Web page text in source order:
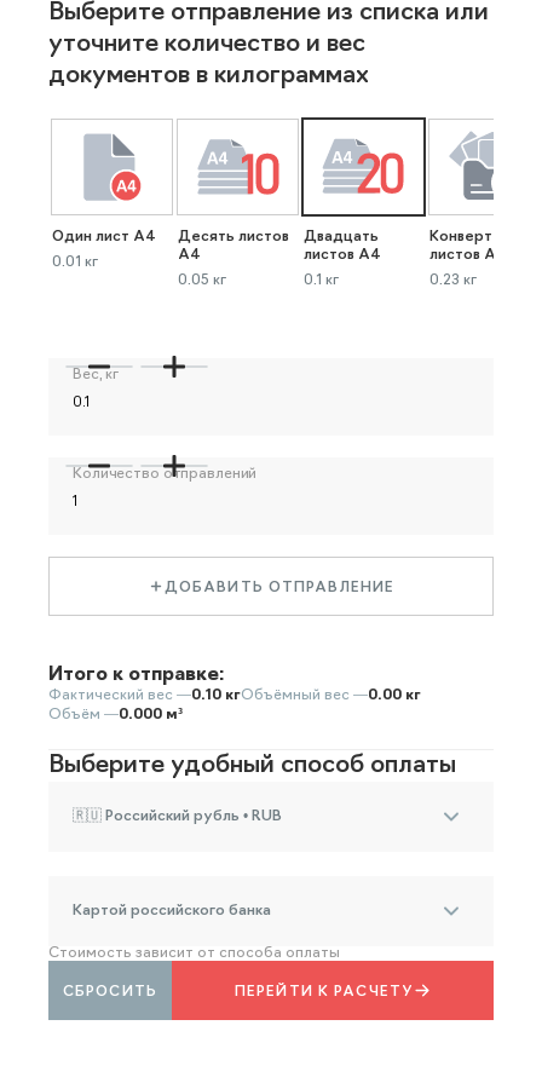
Выберите отправление из списка или
уточните количество и вес
документов в килограммах
Один лист А4
0.01 кг
Десять листов
А4
0.05 кг
Двадцать
листов А4
0.1 кг
Конверт до 40
листов А4
0.23 кг
Вес, кг
Количество отправлений
ДОБАВИТЬ ОТПРАВЛЕНИЕ
Итого к отправке:
Фактический вес —0.10 кгОбъёмный вес —0.00 кг
Объём —0.000 м³
Выберите удобный способ оплаты
🇷🇺 Российский рубль • RUB
Картой российского банка
Стоимость зависит от способа оплаты
ПЕРЕЙТИ К РАСЧЕТУ
СБРОСИТЬ